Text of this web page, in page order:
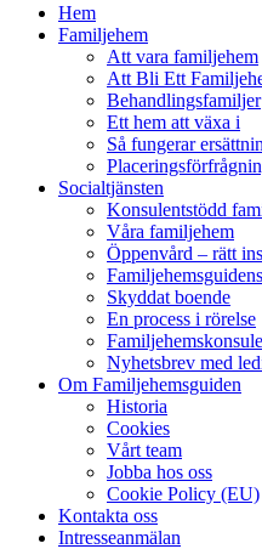
Hem
Familjehem
Att vara familjehem
Att Bli Ett
Behandlingsfamiljer
Ett hem att växa i
Så fungerar
Socialtjänsten
Konsulentstödd
Våra familjehem
Öppenvård – rätt
Skyddat boende
En process i rörelse
Nyhetsbrev med
Om Familjehemsguiden
Historia
Cookies
Vårt team
Jobba hos oss
Cookie Policy (EU)
Kontakta oss
Intresseanmälan